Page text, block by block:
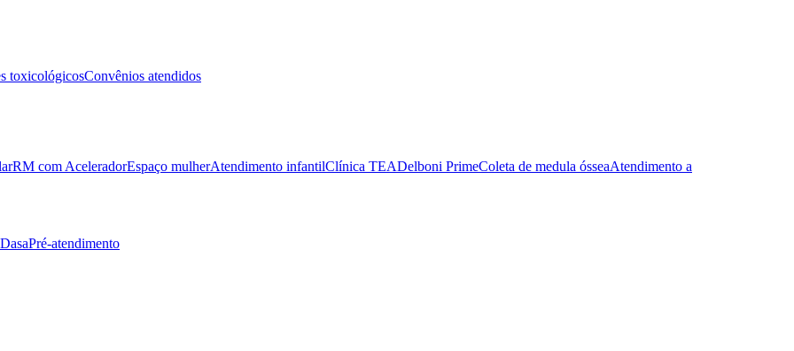
toxicológicosConvênios atendidos
RM com AceleradorEspaço mulherAtendimento infantilClínica TEADelboni PrimeColeta de medula ósseaAtendimento a
Pré-atendimento